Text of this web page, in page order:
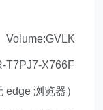
Volume:GVLK
T7PJ7-X766F
浏览器）